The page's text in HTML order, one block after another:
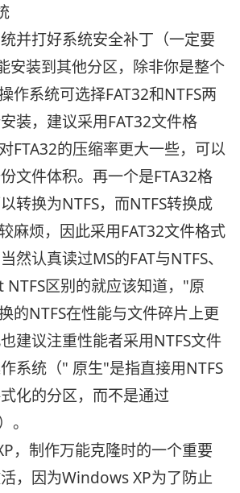
并打好系统安全补丁（一定要
安装到其他分区，除非你是整个
作系统可选择FAT32和NTFS两
装，建议采用FAT32文件格
FTA32的压缩率更大一些，可以
文件体积。再一个是FTA32格
转换为NTFS，而NTFS转换成
麻烦，因此采用FAT32文件格式
然认真读过MS的FAT与NTFS、
NTFS区别的就应该知道，"原
的NTFS在性能与文件碎片上更
建议注重性能者采用NTFS文件
系统（" 原生"是指直接用NTFS
化的分区，而不是通过
。
，制作万能克隆时的一个重要
，因为Windows XP为了防止